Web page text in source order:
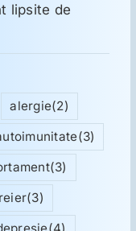
lipsite de
alergie(2)
(3)
(3)
(3)